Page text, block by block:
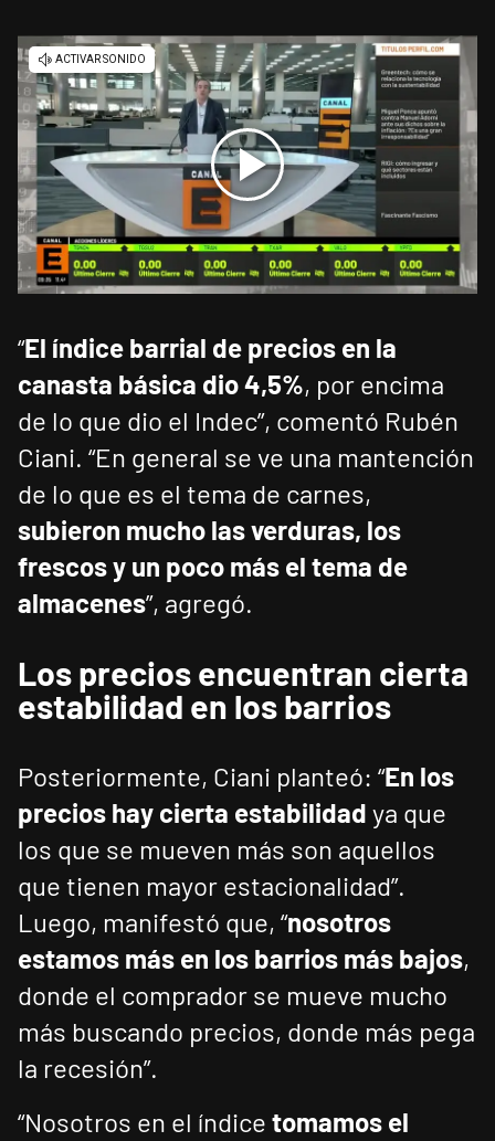
“El índice barrial de precios en la
canasta básica dio 4,5%, por encima
de lo que dio el Indec”, comentó Rubén
Ciani. “En general se ve una mantención
de lo que es el tema de carnes,
subieron mucho las verduras, los
frescos y un poco más el tema de
almacenes”, agregó.
Los precios encuentran cierta
estabilidad en los barrios
Posteriormente, Ciani planteó: “En los
precios hay cierta estabilidad ya que
los que se mueven más son aquellos
que tienen mayor estacionalidad”.
Luego, manifestó que, “nosotros
estamos más en los barrios más bajos,
donde el comprador se mueve mucho
más buscando precios, donde más pega
la recesión”.
“Nosotros en el índice tomamos el